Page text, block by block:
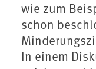
wie zum
schon
In einem